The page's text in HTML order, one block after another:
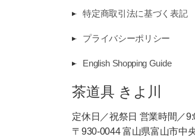
特定商取引法に基づく表記
プライバシーポリシー
English Shopping Guide
茶道具 きよ川
定休日／祝祭日 営業時間／
〒930-0044 富山県富山市中